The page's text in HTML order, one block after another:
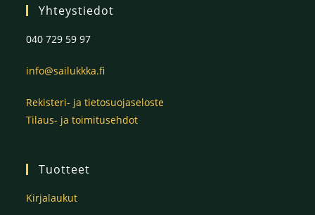
Yhteystiedot
040 729 59 97
info@sailukkka.fi
Rekisteri- ja tietosuojaseloste
Tilaus- ja toimitusehdot
Tuotteet
Kirjalaukut